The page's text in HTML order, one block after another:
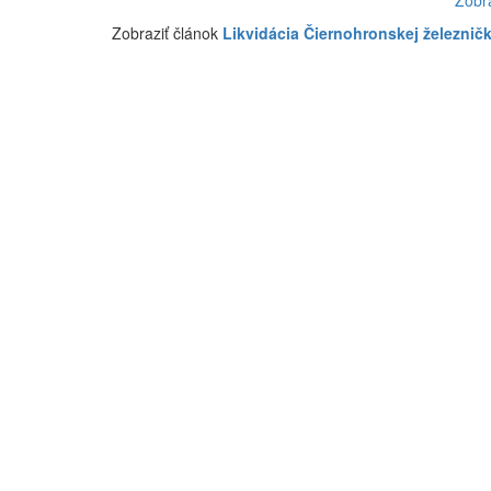
Zobraziť článok Likvidácia Čiernohronskej